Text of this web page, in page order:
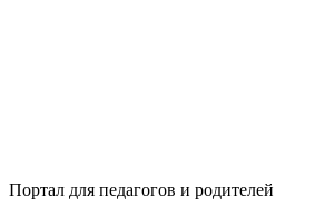
Портал для педагогов и родителей